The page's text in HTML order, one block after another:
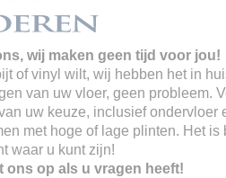
wij maken geen tijd voor jou!
of vinyl wilt, wij hebben het in
van uw vloer, geen probleem.
uw keuze, inclusief ondervloer
met hoge of lage plinten. Het is
waar u kunt zijn!
ons op als u vragen heeft!